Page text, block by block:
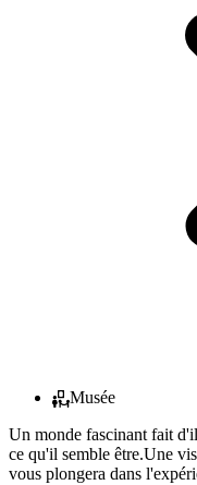
Musée
Un monde fascinant fait
ce qu'il semble être.Une
vous plongera dans